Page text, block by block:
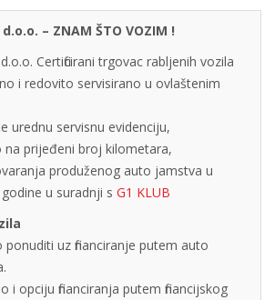
d.o.o. – ZNAM ŠTO VOZIM !
Certificirani trgovac rabljenih vozila
i redovito servisirano u ovlaštenim
urednu servisnu evidenciju,
prijeđeni broj kilometara,
produženog auto jamstva u
u suradnji s G1 KLUB
uz financiranje putem auto
i opciju financiranja putem financijskog